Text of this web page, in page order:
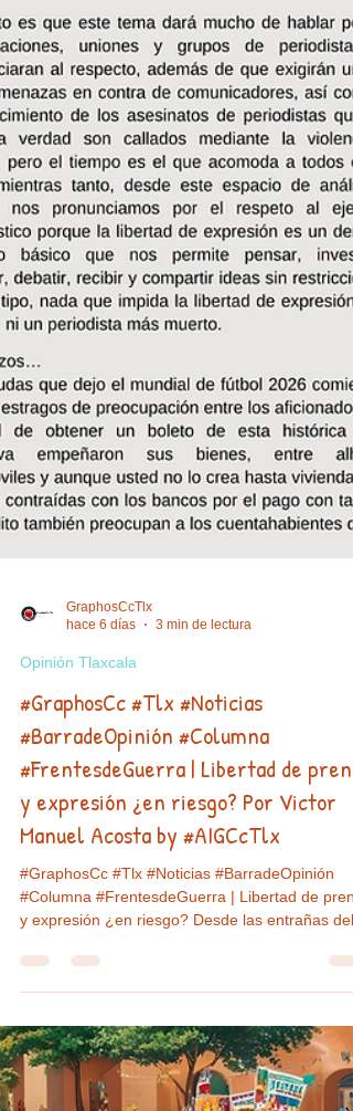
hace 6 días
3 min de lectura
Opinión Tlaxcala
#GraphosCc #Tlx #Noticias
#BarradeOpinión #Columna
#FrentesdeGuerra | Libertad de prensa
y expresión ¿en riesgo? Por Victor
Manuel Acosta by #AIGCcTlx
#GraphosCc #Tlx #Noticias #BarradeOpinión
poder en México tejen un nuevo atentado en
contra de la libertad de prensa y de expresión, y
es que desde Palacio Nacional y del Congreso
la Unión pretenden imponer nuevos lineamientos